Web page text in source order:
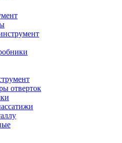
отверток